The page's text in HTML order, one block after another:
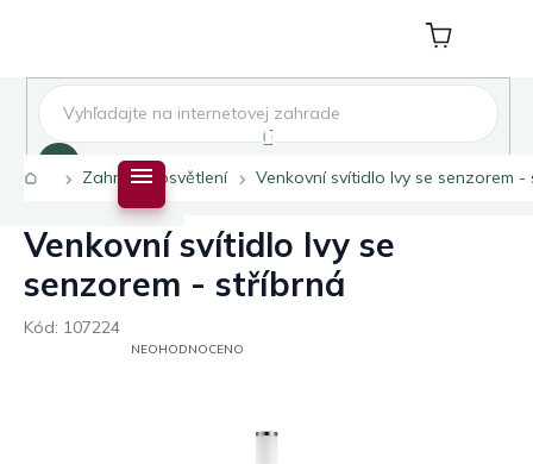
Nákupní
košík
DomůZahradní osvětlení Venkovní svítidlo Ivy se senzorem -
Venkovní svítidlo Ivy se
senzorem - stříbrná
Kód: 107224
PRŮMĚRNÉNEOHODNOCENO